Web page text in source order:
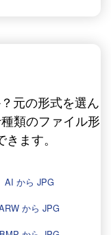
元の形式を選ん
類のファイル形
ます。
AI から JPG
から JPG